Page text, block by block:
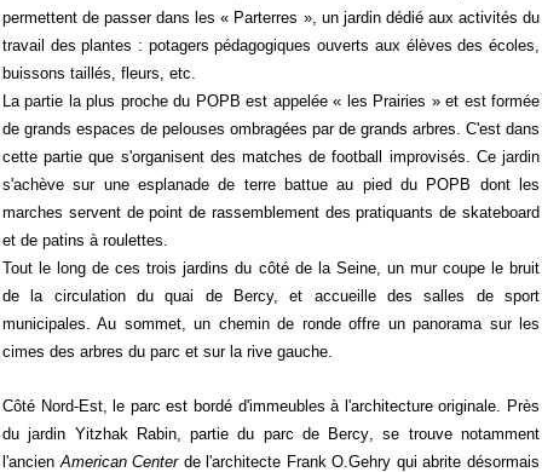
permettent de passer dans les « Parterres », un jardin dédié aux activités du
travail des plantes : potagers pédagogiques ouverts aux élèves des écoles,
buissons taillés, fleurs, etc.
La partie la plus proche du POPB est appelée « les Prairies » et est formée
de grands espaces de pelouses ombragées par de grands arbres. C'est dans
cette partie que s'organisent des matches de football improvisés. Ce jardin
s'achève sur une esplanade de terre battue au pied du POPB dont les
marches servent de point de rassemblement des pratiquants de skateboard
et de patins à roulettes.
Tout le long de ces trois jardins du côté de la Seine, un mur coupe le bruit
de la circulation du quai de Bercy, et accueille des salles de sport
municipales. Au sommet, un chemin de ronde offre un panorama sur les
cimes des arbres du parc et sur la rive gauche.
Côté Nord-Est, le parc est bordé d'immeubles à l'architecture originale. Près
du jardin Yitzhak Rabin, partie du parc de Bercy , se trouve notamment
l'ancien American Centerde l'architecte Frank O.Gehry qui abrite désormais